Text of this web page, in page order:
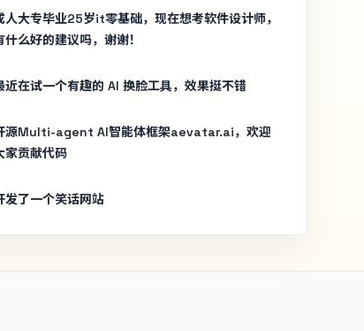
人大专毕业25岁it零基础，现在想考软件设计师，
什么好的建议吗，谢谢！
近在试一个有趣的 AI 换脸工具，效果挺不错
源Multi-agent AI智能体框架aevatar.ai，欢迎
家贡献代码
发了一个笑话网站